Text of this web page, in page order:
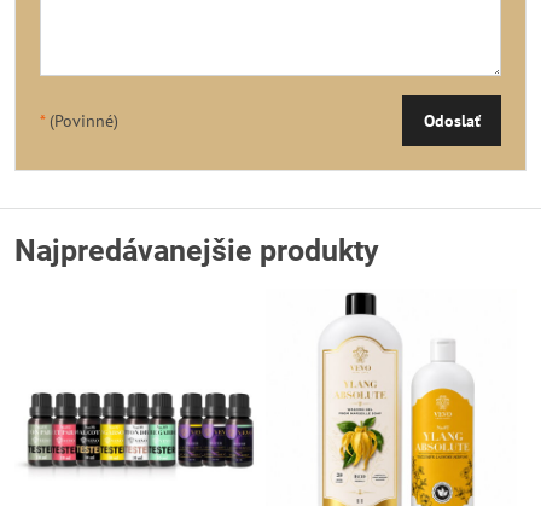
*(Povinné) Odoslať
Najpredávanejšie produkty